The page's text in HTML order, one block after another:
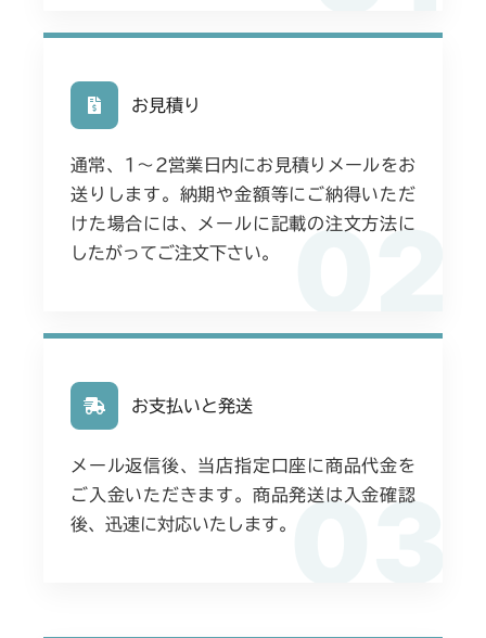
02
お見積り
通常、1〜2営業日内にお見積りメールをお
送りします。納期や金額等にご納得いただ
けた場合には、メールに記載の注文方法に
したがってご注文下さい。
03
お支払いと発送
メール返信後、当店指定口座に商品代金を
ご入金いただきます。商品発送は入金確認
後、迅速に対応いたします。